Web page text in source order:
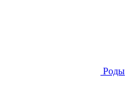
Роды